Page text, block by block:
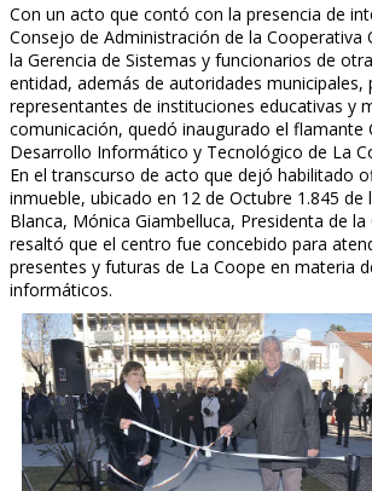
Con un acto que contó con la presencia de
Consejo de Administración de la Cooperativa
la Gerencia de Sistemas y funcionarios de
entidad, además de autoridades municipales,
representantes de instituciones educativas y
comunicación, quedó inaugurado el flamante
Desarrollo Informático y Tecnológico de La
En el transcurso de acto que dejó habilitado
inmueble, ubicado en 12 de Octubre 1.845 de
Blanca, Mónica Giambelluca, Presidenta de
resaltó que el centro fue concebido para
presentes y futuras de La Coope en materia
informáticos.